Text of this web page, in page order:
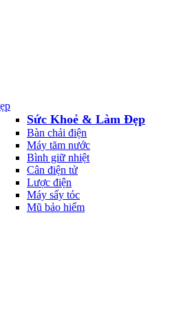
Sức Khoẻ & Làm Đẹp
Bàn chải điện
Máy tăm nước
Bình giữ nhiệt
Cân điện tử
Lược điện
Máy sấy tóc
Mũ bảo hiểm